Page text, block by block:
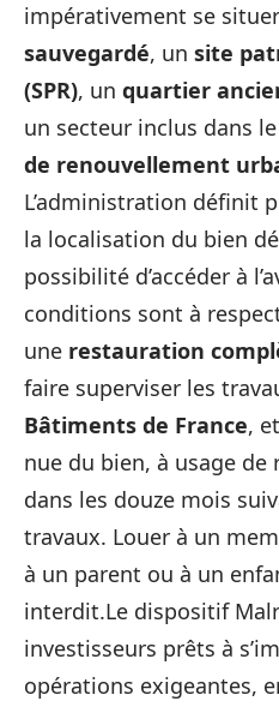
impérativement se
sauvegardé, un site
(SPR), un quartier
un secteur inclus dans le
de renouvellement
L’administration définit
la localisation du bien
possibilité d’accéder à
conditions sont à
une restauration
faire superviser les
Bâtiments de France,
nue du bien, à usage de
dans les douze mois
travaux. Louer à un
à un parent ou à un
interdit.Le dispositif
investisseurs prêts à
opérations exigeantes,